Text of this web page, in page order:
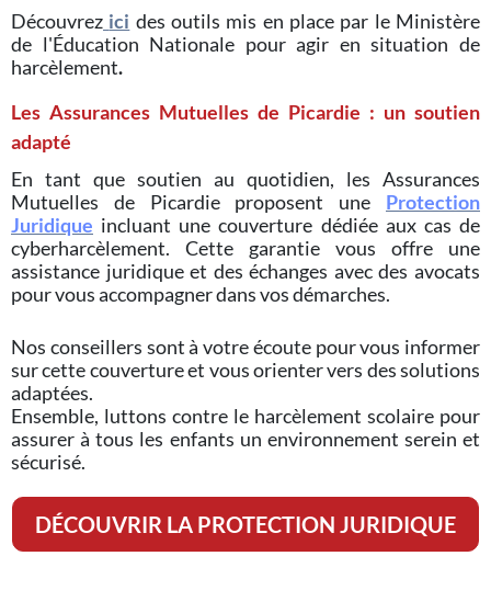
Découvrez ici des outils mis en place par le Ministère
de l'Éducation Nationale pour agir en situation de
harcèlement.
Les Assurances Mutuelles de Picardie : un soutien
adapté
En tant que soutien au quotidien, les Assurances
Mutuelles de Picardie proposent une Protection
Juridique incluant une couverture dédiée aux cas de
cyberharcèlement. Cette garantie vous offre une
assistance juridique et des échanges avec des avocats
pour vous accompagner dans vos démarches.
Nos conseillers sont à votre écoute pour vous informer
sur cette couverture et vous orienter vers des solutions
adaptées.
Ensemble, luttons contre le harcèlement scolaire pour
assurer à tous les enfants un environnement serein et
sécurisé.
DÉCOUVRIR LA PROTECTION JURIDIQUE